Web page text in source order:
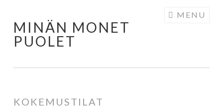
MINÄN MONET
PUOLET
MENU
KOKEMUSTILAT